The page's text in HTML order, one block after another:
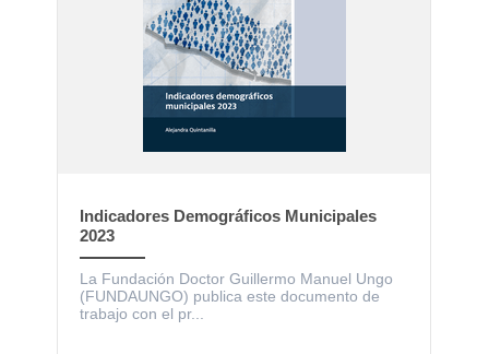
Indicadores Demográficos Municipales
2023
La Fundación Doctor Guillermo Manuel Ungo
(FUNDAUNGO) publica este documento de
trabajo con el pr...